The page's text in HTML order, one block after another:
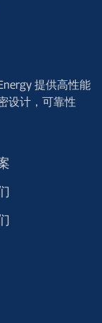
提供高性能
设计，可靠性